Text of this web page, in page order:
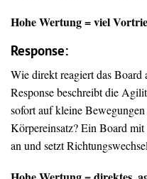
Hohe Wertung = viel
Response:
Wie direkt reagiert das Board
Response beschreibt die
sofort auf kleine
Körpereinsatz? Ein Board
an und setzt